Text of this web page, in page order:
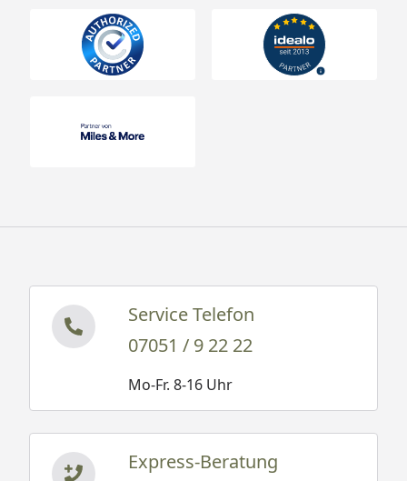
Service Telefon
07051 / 9 22 22
Mo-Fr. 8-16 Uhr
Express-Beratung